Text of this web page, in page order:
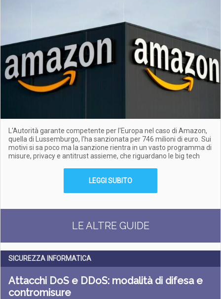
L'Autorità garante competente per l'Europa nel caso di Amazon,
quella di Lussemburgo, l'ha sanzionata per 746 milioni di euro. Sui
motivi si sa poco ma la sanzione rientra in un vasto programma di
misure, privacy e antitrust assieme, che riguardano le big tech
LEGGI SUBITO
LE ALTRE GUIDE
SICUREZZA INFORMATICA
Attacchi DoS e DDoS: modalità di difesa e
contromisure